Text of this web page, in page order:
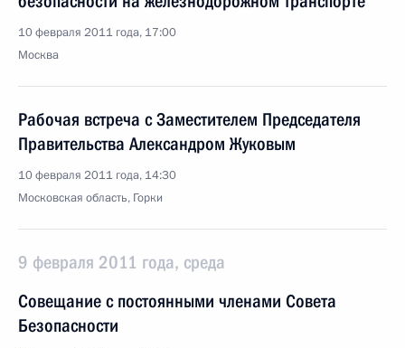
10 февраля 2011 года, 17:00
Москва
Рабочая встреча с Заместителем Председателя
Правительства Александром Жуковым
10 февраля 2011 года, 14:30
Московская область, Горки
9 февраля 2011 года, среда
Совещание с постоянными членами Совета
Безопасности